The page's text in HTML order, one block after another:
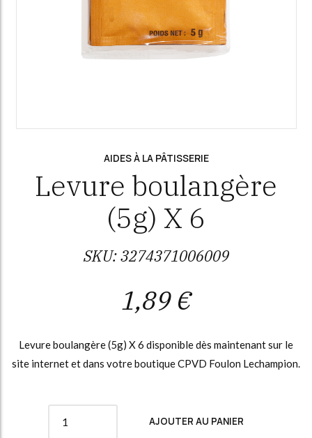
AIDES À LA PÂTISSERIE
Levure boulangère
(5g) X 6
SKU:3274371006009
1,89 €
Levure boulangère (5g) X 6 disponible dès maintenant sur le
site internet et dans votre boutique CPVD Foulon Lechampion.
AJOUTER AU PANIER